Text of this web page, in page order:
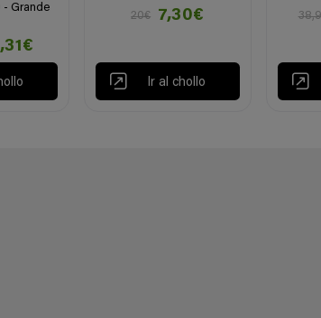
- Grande
20€
7,30€
Ir al chollo